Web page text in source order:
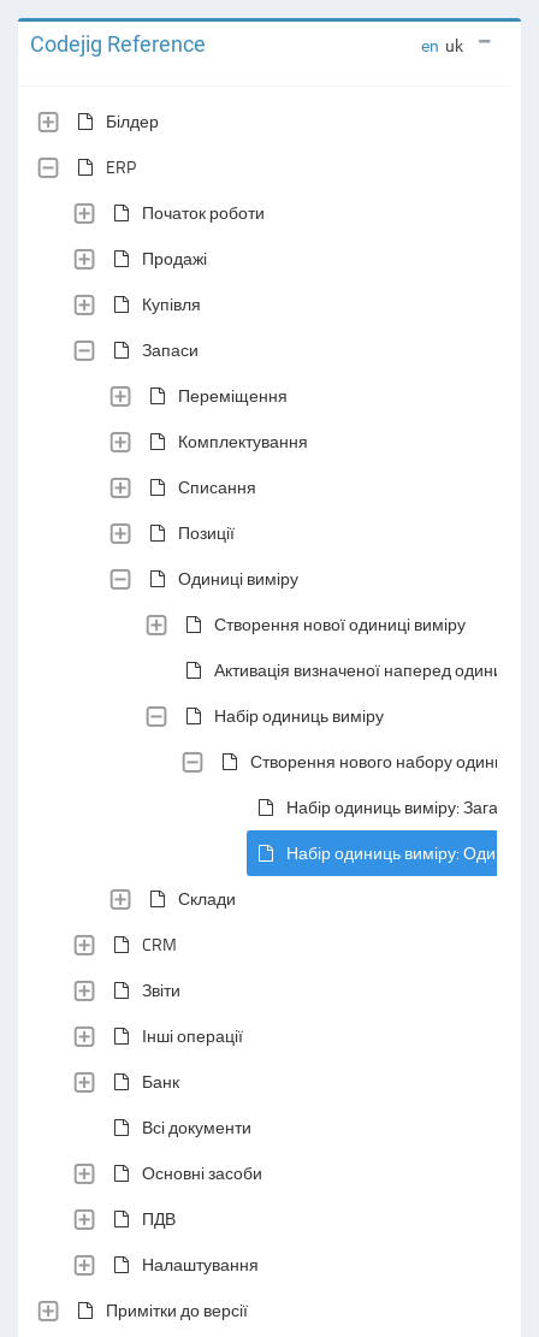
Codejig Reference en uk
Білдер
ERP
Початок роботи
Продажі
Купівля
Запаси
Переміщення
Комплектування
Списання
Позиції
Одиниці виміру
Створення нової одиниці виміру
Активація визначеної наперед одиниці
Набір одиниць виміру
Створення нового набору одиниць
Набір одиниць виміру: Загальна
Набір одиниць виміру: Одиниці
Склади
CRM
Звіти
Інші операції
Банк
Всі документи
Основні засоби
ПДВ
Налаштування
Примітки до версії